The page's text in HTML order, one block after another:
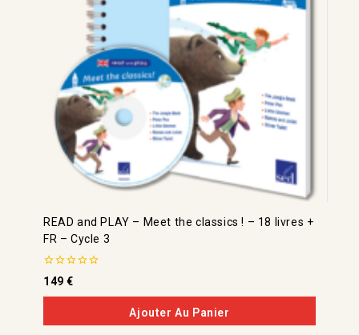
READ and PLAY – Meet the classics ! – 18 livres +
FR – Cycle 3
0
de
5
149€
Ajouter Au Panier